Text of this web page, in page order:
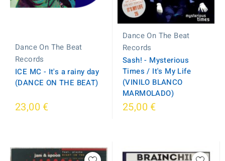
Dance On The Beat
Records
ICE MC - It's a rainy day
(DANCE ON THE BEAT)
23,00 €
Dance On The Beat
Records
Sash! - Mysterious
Times / It's My Life
(VINILO BLANCO
MARMOLADO)
25,00 €